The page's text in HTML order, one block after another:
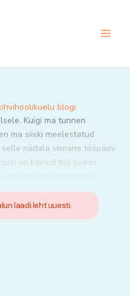
blogi
Kuigi ma tunnen
ma siiski meelestatud
nädala viimane tööpäev
on käinud töö juures
laadi leht uuesti.